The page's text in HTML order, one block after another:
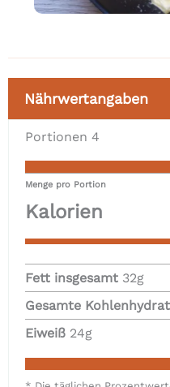
Nährwertangaben
Portionen 4
Menge pro Portion
Kalorien
Fett insgesamt 32g
Gesamte
Eiweiß 24g